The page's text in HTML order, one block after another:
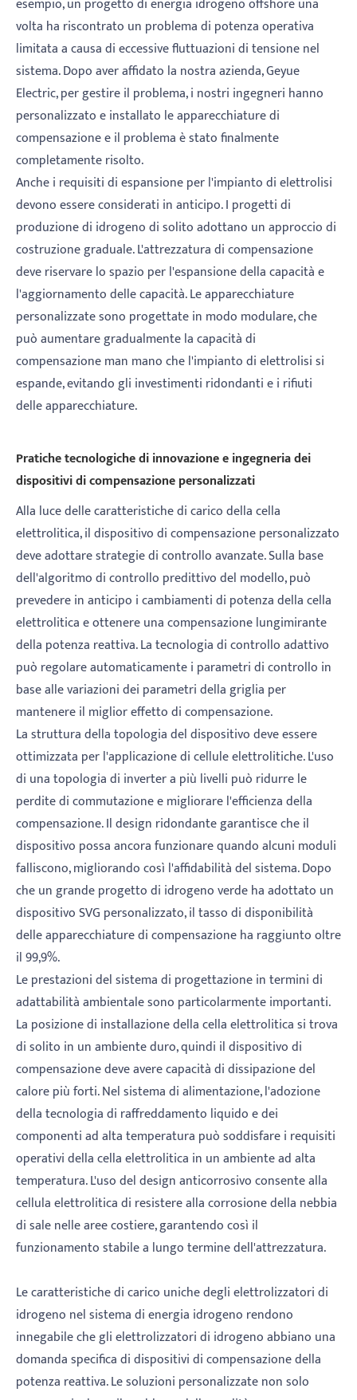
esempio, un progetto di energia idrogeno offshore una
volta ha riscontrato un problema di potenza operativa
limitata a causa di eccessive fluttuazioni di tensione nel
sistema. Dopo aver affidato la nostra azienda, Geyue
Electric, per gestire il problema, i nostri ingegneri hanno
personalizzato e installato le apparecchiature di
compensazione e il problema è stato finalmente
completamente risolto.
Anche i requisiti di espansione per l'impianto di elettrolisi
devono essere considerati in anticipo. I progetti di
produzione di idrogeno di solito adottano un approccio di
costruzione graduale. L'attrezzatura di compensazione
deve riservare lo spazio per l'espansione della capacità e
l'aggiornamento delle capacità. Le apparecchiature
personalizzate sono progettate in modo modulare, che
può aumentare gradualmente la capacità di
compensazione man mano che l'impianto di elettrolisi si
espande, evitando gli investimenti ridondanti e i rifiuti
delle apparecchiature.
Pratiche tecnologiche di innovazione e ingegneria dei
dispositivi di compensazione personalizzati
Alla luce delle caratteristiche di carico della cella
elettrolitica, il dispositivo di compensazione personalizzato
deve adottare strategie di controllo avanzate. Sulla base
dell'algoritmo di controllo predittivo del modello, può
prevedere in anticipo i cambiamenti di potenza della cella
elettrolitica e ottenere una compensazione lungimirante
della potenza reattiva. La tecnologia di controllo adattivo
può regolare automaticamente i parametri di controllo in
base alle variazioni dei parametri della griglia per
mantenere il miglior effetto di compensazione.
La struttura della topologia del dispositivo deve essere
ottimizzata per l'applicazione di cellule elettrolitiche. L'uso
di una topologia di inverter a più livelli può ridurre le
perdite di commutazione e migliorare l'efficienza della
compensazione. Il design ridondante garantisce che il
dispositivo possa ancora funzionare quando alcuni moduli
falliscono, migliorando così l'affidabilità del sistema. Dopo
che un grande progetto di idrogeno verde ha adottato un
dispositivo SVG personalizzato, il tasso di disponibilità
delle apparecchiature di compensazione ha raggiunto oltre
il 99,9%.
Le prestazioni del sistema di progettazione in termini di
adattabilità ambientale sono particolarmente importanti.
La posizione di installazione della cella elettrolitica si trova
di solito in un ambiente duro, quindi il dispositivo di
compensazione deve avere capacità di dissipazione del
calore più forti. Nel sistema di alimentazione, l'adozione
della tecnologia di raffreddamento liquido e dei
componenti ad alta temperatura può soddisfare i requisiti
operativi della cella elettrolitica in un ambiente ad alta
temperatura. L'uso del design anticorrosivo consente alla
cellula elettrolitica di resistere alla corrosione della nebbia
di sale nelle aree costiere, garantendo così il
funzionamento stabile a lungo termine dell'attrezzatura.
Le caratteristiche di carico uniche degli elettrolizzatori di
idrogeno nel sistema di energia idrogeno rendono
innegabile che gli elettrolizzatori di idrogeno abbiano una
domanda specifica di dispositivi di compensazione della
potenza reattiva. Le soluzioni personalizzate non solo